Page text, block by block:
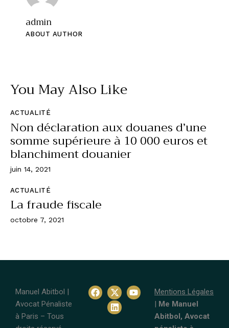
admin
ABOUT AUTHOR
You May Also Like
ACTUALITÉ
Non déclaration aux douanes d’une
somme supérieure à 10 000 euros et
blanchiment douanier
juin 14, 2021
ACTUALITÉ
La fraude fiscale
octobre 7, 2021
Manuel Abitbol |
Avocat Pénaliste
à Paris – Tous
Mentions Légales
| Me Manuel
Abitbol, Avocat